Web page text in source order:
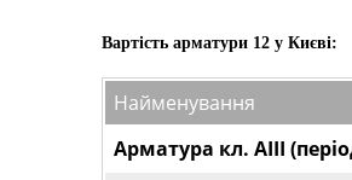
Вартість арматури 12 у Києві:
Найменування
Арматура кл. АІІІ